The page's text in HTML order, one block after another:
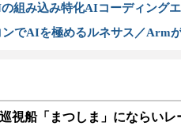
組み込み特化AIコーディング
ンでAIを極めるルネサス／Arm
巡視船「まつしま」にならい